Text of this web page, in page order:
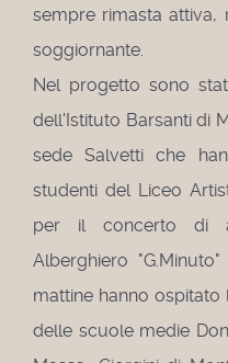
sempre rimasta
soggiornante.
Nel progetto sono
dell'Istituto Barsanti di
sede Salvetti che
studenti del Liceo
per il concerto di
Alberghiero
mattine hanno ospitato
delle scuole medie